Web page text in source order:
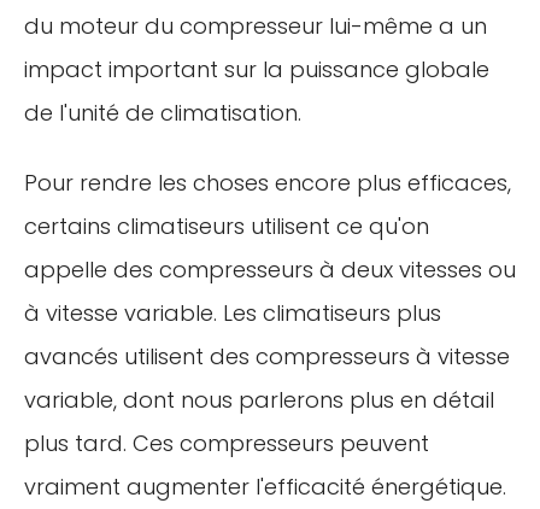
du moteur du compresseur lui-même a un
impact important sur la puissance globale
de l'unité de climatisation.
Pour rendre les choses encore plus efficaces,
certains climatiseurs utilisent ce qu'on
appelle des compresseurs à deux vitesses ou
à vitesse variable. Les climatiseurs plus
avancés utilisent des compresseurs à vitesse
variable, dont nous parlerons plus en détail
plus tard. Ces compresseurs peuvent
vraiment augmenter l'efficacité énergétique.